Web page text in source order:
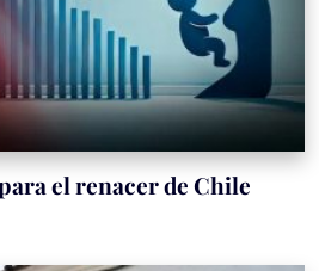
el renacer de Chile